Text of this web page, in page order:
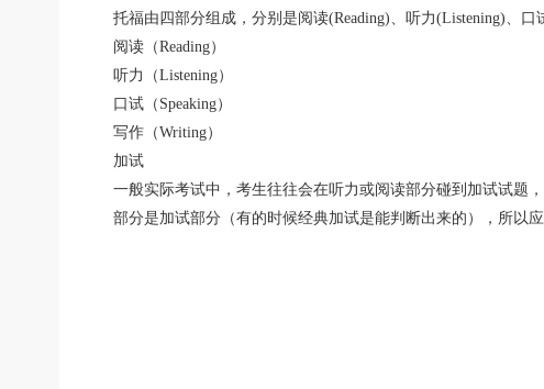
托福由四部分组成，分别是阅读(Reading)、听力(Listening)、
阅读（Reading）
听力（Listening）
口试（Speaking）
写作（Writing）
加试
一般实际考试中，考生往往会在听力或阅读部分碰到加试试题
部分是加试部分（有的时候经典加试是能判断出来的），所以应